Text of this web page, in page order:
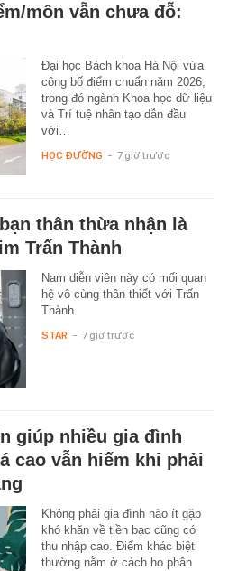
môn vẫn chưa đỗ:
Đại học Bách khoa Hà Nội vừa
công bố điểm chuẩn năm 2026,
trong đó ngành Khoa học dữ liệu
và Trí tuệ nhân tạo dẫn đầu
với…
HỌC ĐƯỜNG - 7 giờ trước
thân thừa nhận là
Trấn Thành
Nam diễn viên này có mối quan
hệ vô cùng thân thiết với Trấn
Thành.
STAR - 7 giờ trước
giúp nhiều gia đình
cao vẫn hiếm khi phải
Không phải gia đình nào ít gặp
khó khăn về tiền bạc cũng có
thu nhập cao. Điểm khác biệt
thường nằm ở cách họ phân